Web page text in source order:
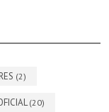
(2)
(20)